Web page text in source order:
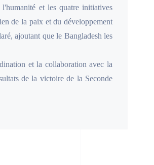
et les quatre initiatives
de la paix et du développement
ajoutant que le Bangladesh les
et la collaboration avec la
de la victoire de la Seconde